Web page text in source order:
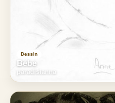
Dessin
Bebe
paradisianna